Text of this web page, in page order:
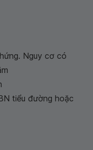
Nguy cơ có
tiểu đường hoặc